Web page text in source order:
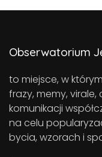
Obserwatorium
to miejsce, w
frazy, memy,
komunikacji
na celu
bycia, wzorach i